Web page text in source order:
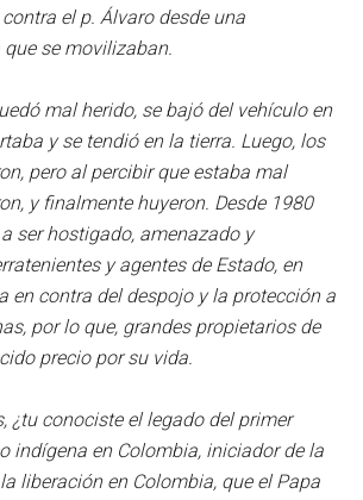
el p. Álvaro desde una
se movilizaban.
mal herido, se bajó del vehículo en
y se tendió en la tierra. Luego, los
pero al percibir que estaba mal
y finalmente huyeron. Desde 1980
ser hostigado, amenazado y
y agentes de Estado, en
en contra del despojo y la protección a
por lo que, grandes propietarios de
precio por su vida.
¿tu conociste el legado del primer
indígena en Colombia, iniciador de la
liberación en Colombia, que el Papa